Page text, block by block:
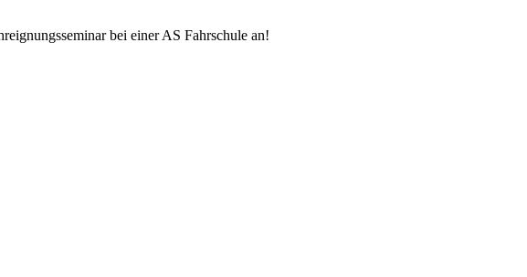
bei einer AS Fahrschule an!